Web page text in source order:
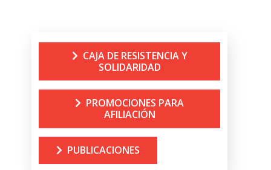
CAJA DE RESISTENCIA Y
SOLIDARIDAD
PROMOCIONES PARA
AFILIACIÓN
PUBLICACIONES